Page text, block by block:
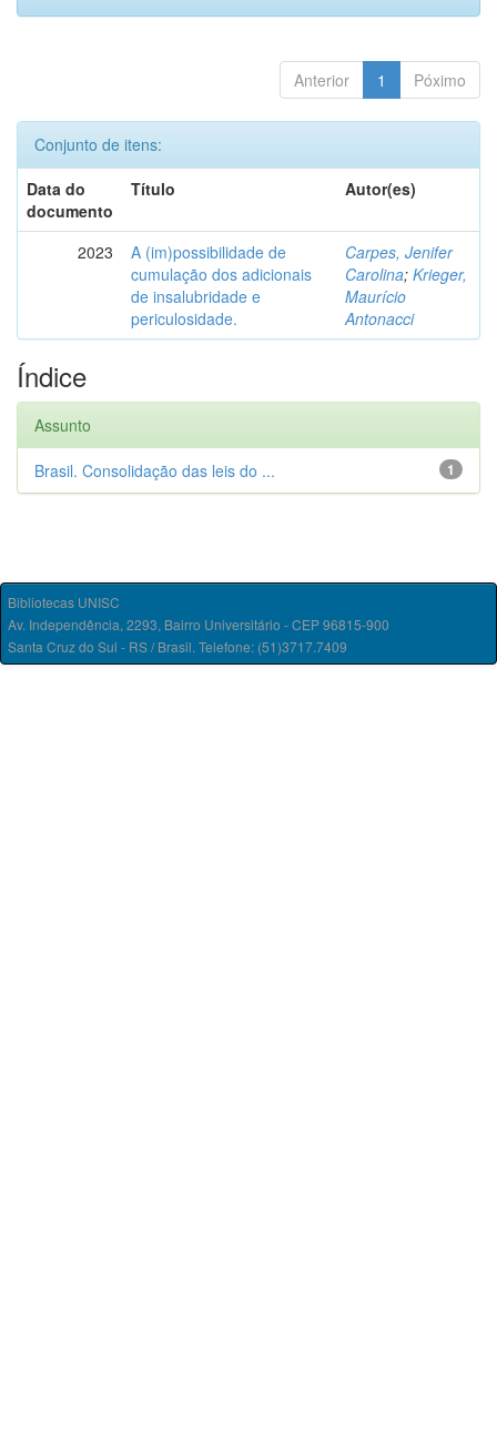
Anterior 1 Póximo
Conjunto de itens:
Data do
documento
Título Autor(es)
2023
A (im)possibilidade de
cumulação dos adicionais
de insalubridade e
periculosidade.
Carpes, Jenifer
Carolina; Krieger,
Maurício
Antonacci
Índice
Assunto
1
Brasil. Consolidação das leis do ...
Bibliotecas UNISC
Av. Independência, 2293, Bairro Universitário - CEP 96815-900
Santa Cruz do Sul - RS / Brasil. Telefone: (51)3717.7409